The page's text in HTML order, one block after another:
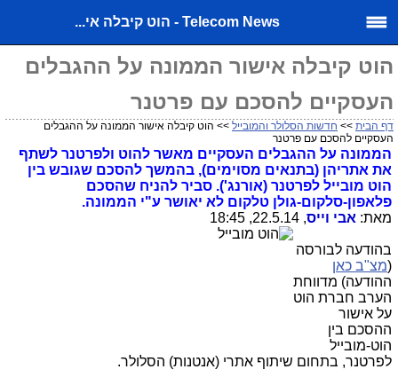
Telecom News - הוט קיבלה אי...
הוט קיבלה אישור הממונה על ההגבלים
העסקיים להסכם עם פרטנר
דף הבית >> חדשות הסלולר והמובייל >> הוט קיבלה אישור הממונה על ההגבלים
העסקיים להסכם עם פרטנר
הממונה על ההגבלים העסקיים מאשר להוט ולפרטנר לשתף
את אתריהן (בתנאים מסוימים), בהמשך להסכם שגובש בין
הוט מובייל לפרטנר (אורנג'). סביר להניח שהסכם
פלאפון-סלקום-גולן טלקום לא יאושר ע"י הממונה.
מאת: אבי וייס, 22.5.14, 18:45
בהודעה לבורסה
(מצ"ב כאן
ההודעה) מדווחת
הערב חברת הוט
על אישור
ההסכם בין
הוט-מובייל
לפרטנר, בתחום שיתוף אתרי (אנטנות) הסלולר.